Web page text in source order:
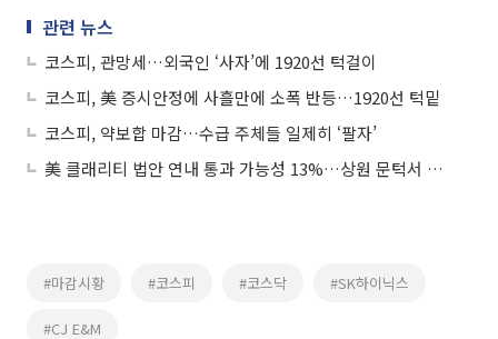
관련 뉴스
코스피, 관망세…외국인 ‘사자’에 1920선 턱걸이
코스피, 美 증시안정에 사흘만에 소폭 반등…1920선 턱밑
코스피, 약보합 마감…수급 주체들 일제히 ‘팔자’
美 클래리티 법안 연내 통과 가능성 13%…상원 문턱서 제동
#마감시황 #코스피 #코스닥 #SK하이닉스
#CJ E&M